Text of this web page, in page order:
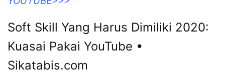
Soft Skill Yang Harus Dimiliki 2020:
Kuasai Pakai YouTube •
Sikatabis.com